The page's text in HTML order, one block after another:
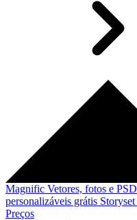
Magnific Vetores, fotos e
personalizáveis grátis Storyset
Preços